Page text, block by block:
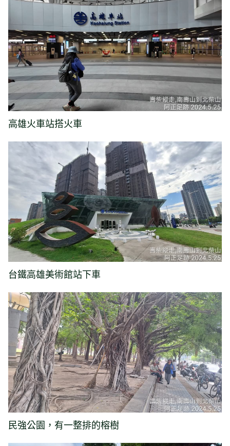
高雄火車站搭火車
台鐵高雄美術館站下車
民強公園，有一整排的榕樹